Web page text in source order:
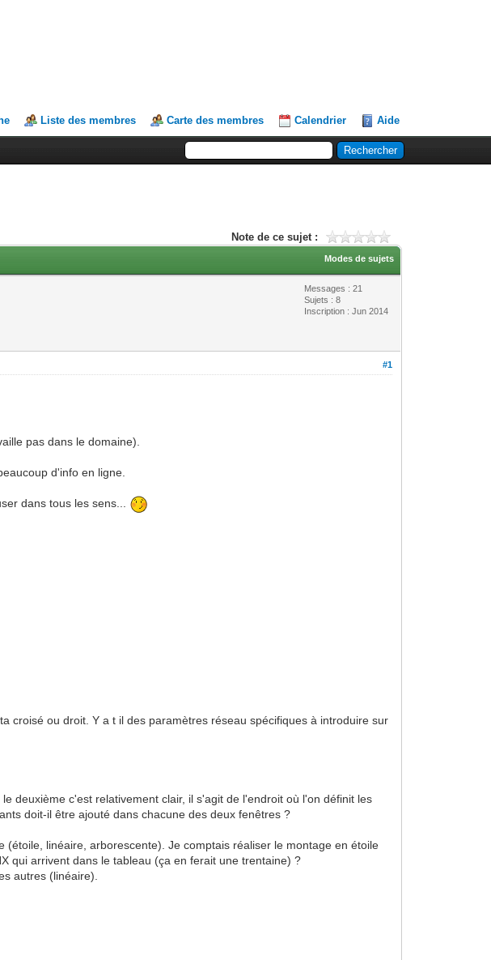
Liste des membres Carte des membres Calendrier Aide
Note de ce sujet :
Modes de sujets
Messages : 21
Sujets : 8
Inscription : Jun 2014
#1
pas dans le domaine).
d'info en ligne.
dans tous les sens...
croisé ou droit. Y a t il des paramètres réseau spécifiques à introduire sur
deuxième c'est relativement clair, il s'agit de l'endroit où l'on définit les
doit-il être ajouté dans chacune des deux fenêtres ?
linéaire, arborescente). Je comptais réaliser le montage en étoile
qui arrivent dans le tableau (ça en ferait une trentaine) ?
autres (linéaire).